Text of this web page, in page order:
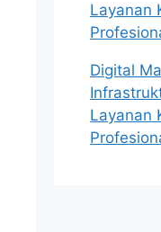
Layanan
Digital
Layanan